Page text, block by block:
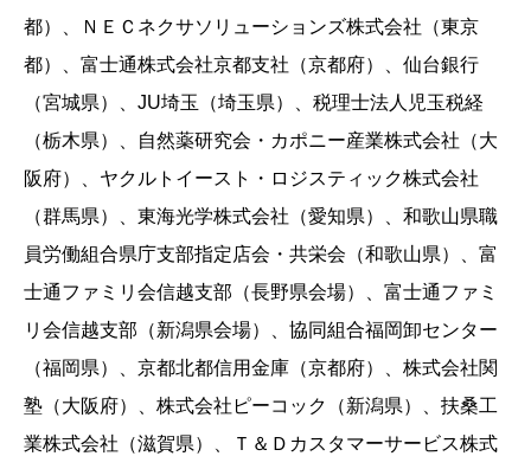
都）、ＮＥＣネクサソリューションズ株式会社（東京
都）、富士通株式会社京都支社（京都府）、仙台銀行
（宮城県）、JU埼玉（埼玉県）、税理士法人児玉税経
（栃木県）、自然薬研究会・カポニー産業株式会社（大
阪府）、ヤクルトイースト・ロジスティック株式会社
（群馬県）、東海光学株式会社（愛知県）、和歌山県職
員労働組合県庁支部指定店会・共栄会（和歌山県）、富
士通ファミリ会信越支部（長野県会場）、富士通ファミ
リ会信越支部（新潟県会場）、協同組合福岡卸センター
（福岡県）、京都北都信用金庫（京都府）、株式会社関
塾（大阪府）、株式会社ピーコック（新潟県）、扶桑工
業株式会社（滋賀県）、Ｔ＆Ｄカスタマーサービス株式